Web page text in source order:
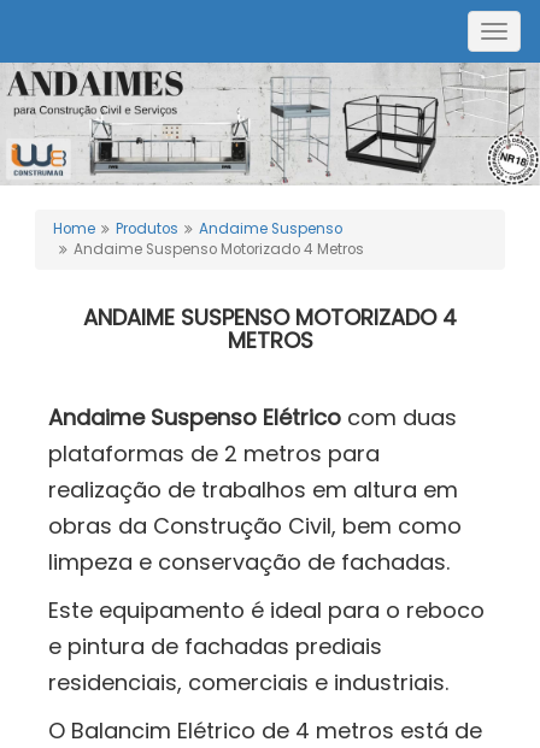
Home Produtos
Andaime Suspenso
Andaime Suspenso Motorizado 4 Metros
ANDAIME SUSPENSO MOTORIZADO 4
METROS
Andaime Suspenso Elétrico com duas
plataformas de 2 metros para
realização de trabalhos em altura em
obras da Construção Civil, bem como
limpeza e conservação de fachadas.
Este equipamento é ideal para o reboco
e pintura de fachadas prediais
residenciais, comerciais e industriais.
O Balancim Elétrico de 4 metros está de